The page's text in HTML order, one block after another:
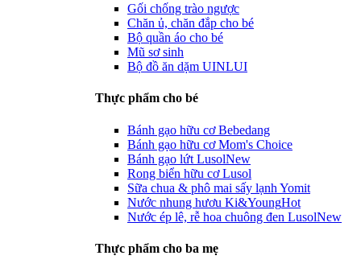
Gối chống trào ngược
Chăn ủ, chăn đắp cho bé
Bộ quần áo cho bé
Mũ sơ sinh
Bộ đồ ăn dặm UINLUI
Thực phẩm cho bé
Bánh gạo hữu cơ Bebedang
Bánh gạo hữu cơ Mom's Choice
Bánh gạo lứt LusolNew
Rong biển hữu cơ Lusol
Sữa chua & phô mai sấy lạnh Yomit
Nước nhung hươu Ki&YoungHot
Nước ép lê, rễ hoa chuông đen LusolNew
Thực phẩm cho ba mẹ